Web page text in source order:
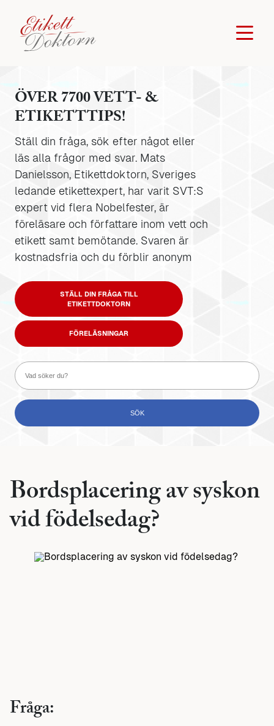
ÖVER 7700 VETT- &
ETIKETTTIPS!
Ställ din fråga, sök efter något eller
läs alla frågor med svar. Mats
Danielsson, Etikettdoktorn, Sveriges
ledande etikettexpert, har varit SVT:S
expert vid flera Nobelfester, är
föreläsare och författare inom vett och
etikett samt bemötande. Svaren är
kostnadsfria och du förblir anonym
STÄLL DIN FRÅGA TILL
ETIKETTDOKTORN
FÖRELÄSNINGAR
Bordsplacering av syskon
vid födelsedag?
Fråga: